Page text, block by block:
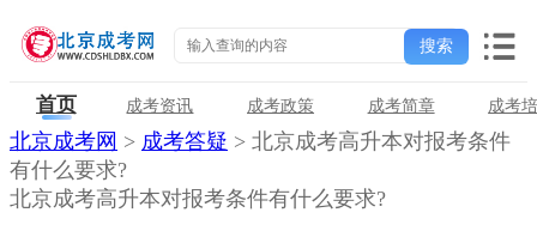
首页 成考资讯 成考政策 成考简章 成考
北京成考网 > 成考答疑 > 北京成考高升本对报考条件
有什么要求?
北京成考高升本对报考条件有什么要求?